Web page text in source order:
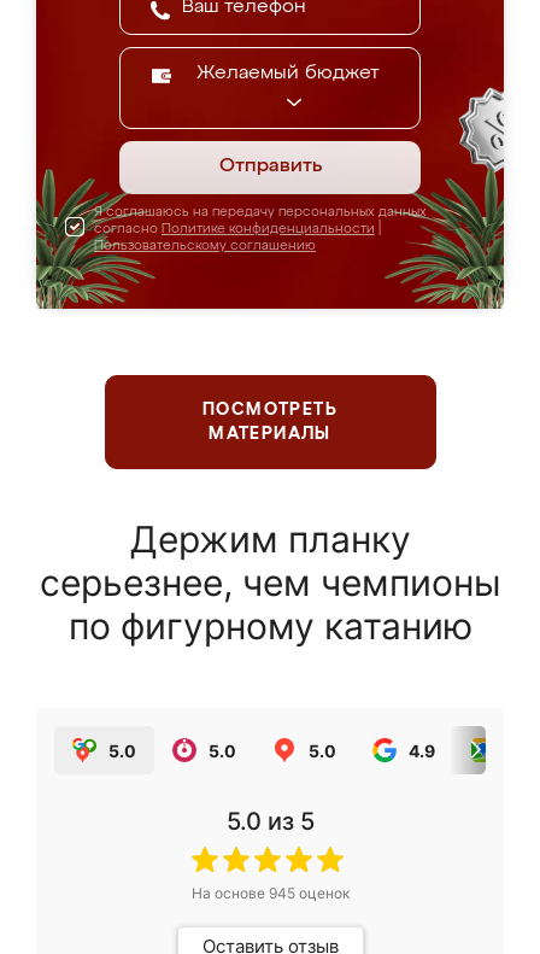
Желаемый бюджет
Отправить
Я соглашаюсь на передачу персональных данных
согласно Политике конфиденциальности
Пользовательскому соглашению
ПОСМОТРЕТЬ
МАТЕРИАЛЫ
Держим планку
серьезнее, чем чемпионы
по фигурному катанию
5.0 5.0 5.0 4.9
5.0 из 5
На основе 945оценок
Оставить отзыв